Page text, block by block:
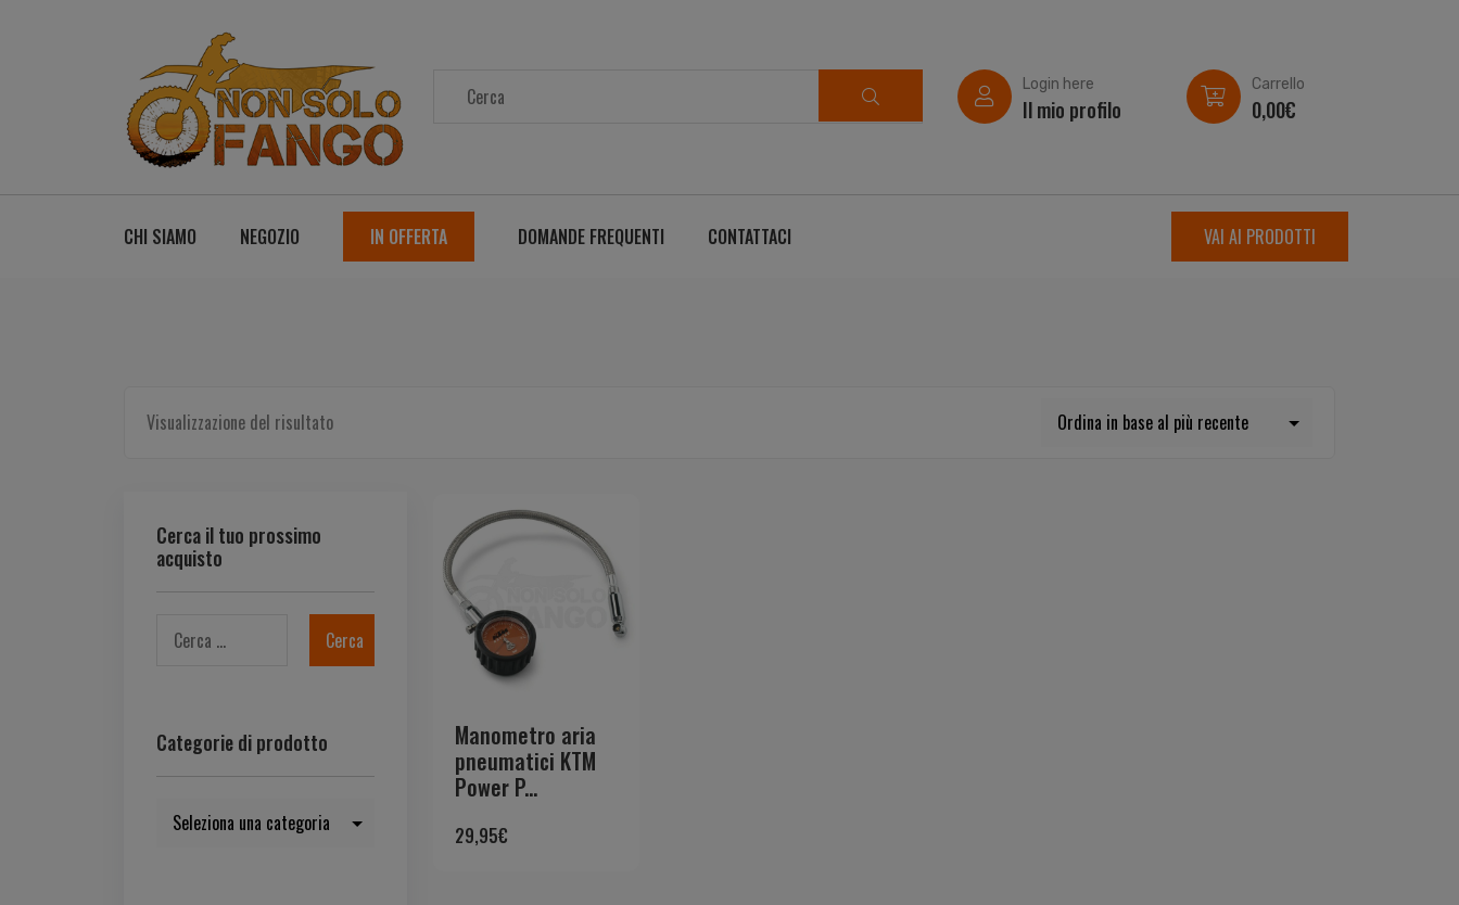
Login here
Il mio profilo
Carrello
0,00€
CHI SIAMO NEGOZIO IN OFFERTA DOMANDE FREQUENTI CONTATTACI VAI AI PRODOTTI
Visualizzazione del risultato
Cerca il tuo prossimo
acquisto
Categorie di prodotto
Manometro aria
pneumatici KTM
Power P...
29,95€